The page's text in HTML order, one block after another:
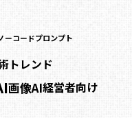
ーコードプロンプト
トレンド
画像AI経営者向け